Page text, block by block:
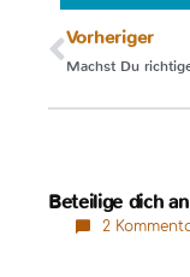
Vorheriger
Beteilige dich
2